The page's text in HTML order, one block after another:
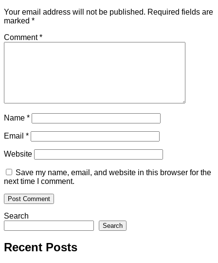
Your email address will not be published. Required fields are
marked *
Comment*
Name *
Email *
Website
Save my name, email, and website in this browser for the
next time I comment.
Search
Search
Recent Posts